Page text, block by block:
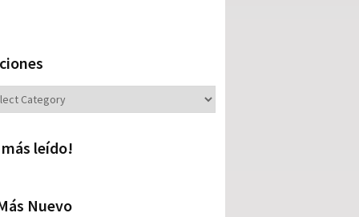
más leído!
Nuevo